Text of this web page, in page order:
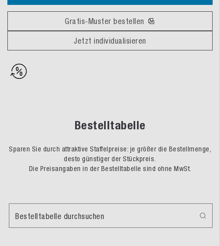
Gratis-Muster bestellen
Jetzt individualisieren
Bestelltabelle
Sparen Sie durch attraktive Staffelpreise: je größer die Bestellmenge,
desto günstiger der Stückpreis.
Die Preisangaben in der Bestelltabelle sind ohne MwSt.
Bestelltabelle durchsuchen